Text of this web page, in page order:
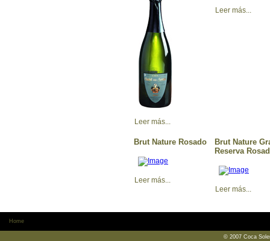
Leer más...
Leer más...
Brut Nature Rosado
Leer más...
Brut Nature
Reserva
Leer más...
Home
© 2007 Coca